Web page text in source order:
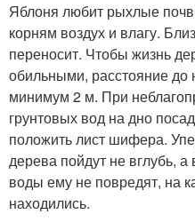
Яблоня любит рыхлые
корням воздух и влагу.
переносит. Чтобы жизнь
обильными, расстояние до
минимум 2 м. При
грунтовых вод на дно
положить лист шифера.
дерева пойдут не вглубь,
воды ему не повредят, на
находились.